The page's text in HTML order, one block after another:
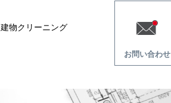
建物クリーニング
お問い合わせ